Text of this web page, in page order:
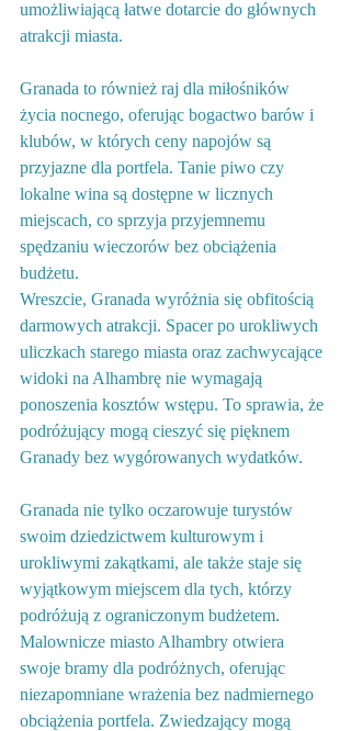
umożliwiającą łatwe dotarcie do głównych
atrakcji miasta.
Granada to również raj dla miłośników
życia nocnego, oferując bogactwo barów i
klubów, w których ceny napojów są
przyjazne dla portfela. Tanie piwo czy
lokalne wina są dostępne w licznych
miejscach, co sprzyja przyjemnemu
spędzaniu wieczorów bez obciążenia
budżetu.
Wreszcie, Granada wyróżnia się obfitością
darmowych atrakcji. Spacer po urokliwych
uliczkach starego miasta oraz zachwycające
widoki na Alhambrę nie wymagają
ponoszenia kosztów wstępu. To sprawia, że
podróżujący mogą cieszyć się pięknem
Granady bez wygórowanych wydatków.
Granada nie tylko oczarowuje turystów
swoim dziedzictwem kulturowym i
urokliwymi zakątkami, ale także staje się
wyjątkowym miejscem dla tych, którzy
podróżują z ograniczonym budżetem.
Malownicze miasto Alhambry otwiera
swoje bramy dla podróżnych, oferując
niezapomniane wrażenia bez nadmiernego
obciążenia portfela. Zwiedzający mogą